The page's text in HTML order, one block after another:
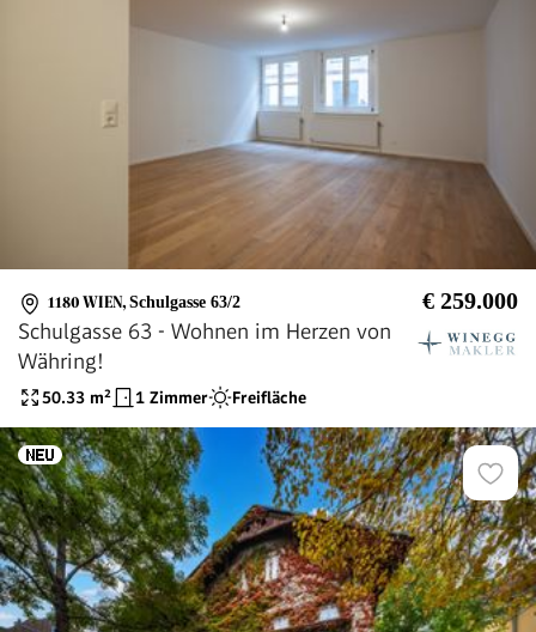
1180 WIEN, Schulgasse 63/2 € 259.000
Schulgasse 63 - Wohnen im Herzen von
Währing!
50.33 m² 1 Zimmer Freifläche